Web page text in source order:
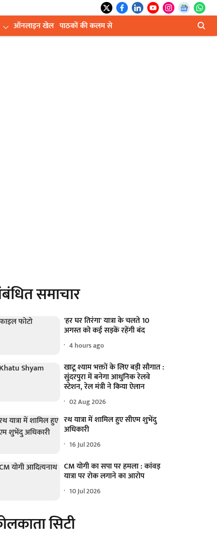
ऑनलाइन खेल पाठकों की कलम से
समाचार
'हर घर तिरंगा' यात्रा के चलते 10
अगस्त को कई सड़कें रहेंगी बंद
4 hours ago
खाटू श्याम भक्तों के लिए बड़ी सौगात :
सुंदरपुरा में बनेगा आधुनिक रेलवे
स्टेशन, रेल मंत्री ने किया ऐलान
02 Aug 2026
रथ यात्रा में शामिल हुए सीएम शुभेंदु
अधिकारी
16 Jul 2026
CM योगी का सपा पर हमला : कांवड़
यात्रा पर रोक लगाने का आरोप
10 Jul 2026
सिटी